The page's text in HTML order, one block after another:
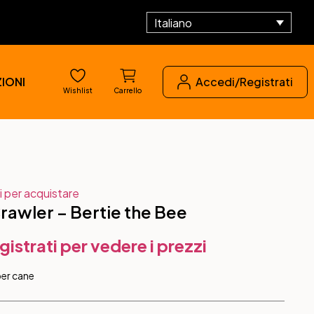
Italiano
Wishlist Carrello
Accedi/Registrati
per acquistare
– Bertie the Bee
per vedere i prezzi
cane